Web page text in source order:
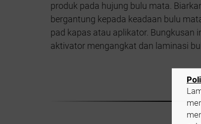
produk pada hujung bulu mata.
bergantung kepada keadaan bulu
pad kapas atau aplikator. Bungkusan
aktivator mengangkat dan laminasi